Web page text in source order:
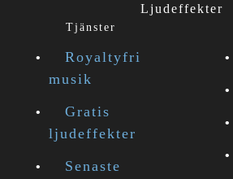
Ljudeffekter
Tjänster
Royaltyfri
musik
Gratis
ljudeffekter
Senaste